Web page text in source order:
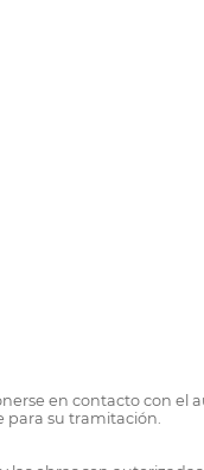
en contacto con el
para su tramitación.